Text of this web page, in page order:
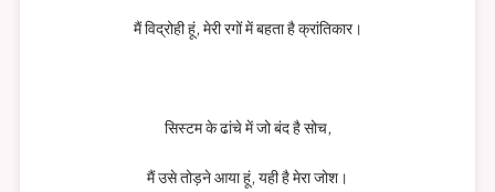
मैं विद्रोही हूं, मेरी रगों में बहता है क्रांतिकार।
सिस्टम के ढांचे में जो बंद है सोच,
मैं उसे तोड़ने आया हूं, यही है मेरा जोश।